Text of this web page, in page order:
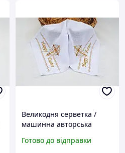
Великодня серветка /
машинна авторська
Великодній Хрест / онікс,
Готово до відправки